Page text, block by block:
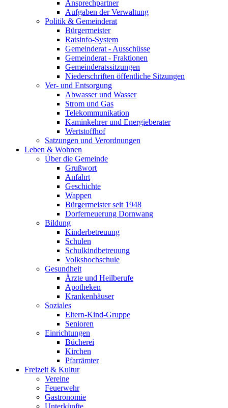
Ansprechpartner
Aufgaben der Verwaltung
Politik & Gemeinderat
Bürgermeister
Ratsinfo-System
Gemeinderat - Ausschüsse
Gemeinderat - Fraktionen
Gemeinderatssitzungen
Niederschriften öffentliche Sitzungen
Ver- und Entsorgung
Abwasser und Wasser
Strom und Gas
Telekommunikation
Kaminkehrer und Energieberater
Wertstoffhof
Satzungen und Verordnungen
Leben & Wohnen
Über die Gemeinde
Grußwort
Anfahrt
Geschichte
Wappen
Bürgermeister seit 1948
Dorferneuerung Dornwang
Bildung
Kinderbetreuung
Schulen
Schulkindbetreuung
Volkshochschule
Gesundheit
Ärzte und Heilberufe
Apotheken
Krankenhäuser
Soziales
Eltern-Kind-Gruppe
Senioren
Einrichtungen
Bücherei
Kirchen
Pfarrämter
Freizeit & Kultur
Vereine
Feuerwehr
Gastronomie
Unterkünfte